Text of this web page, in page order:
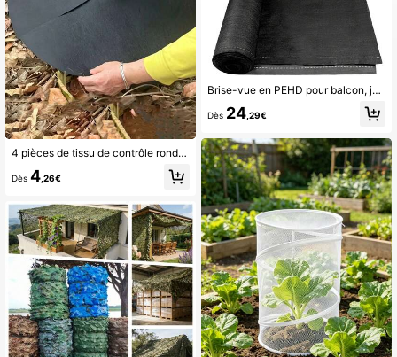
4 pièces de tissu de contrôle rond de grande taille, couverture de sol de jardin respirante et conservant l'humidité pour les arbres, tapis barrière non tissé respirant et résistant au gel, tapis de protection de pelouse, tapis de contrôle des plantes, tapis barrière de protection de l'anneau de couverture d'arbre, inhibe efficacement la croissance et protège les racines des plantes, tapis barrière d'arbre réutilisable, couverture de tissu de contrôle de jardin, utilisé pour le contrôle et la protection des racines
Dès 4,26€
Brise-vue en PEHD pour balcon, jardin ou court de tennis, résistant aux UV et au vent, disponible en plusieurs tailles, style extérieur moderne
Dès 24,29€